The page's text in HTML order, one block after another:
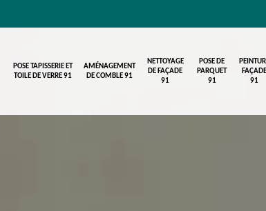
POSE TAPISSERIE ET
TOILE DE VERRE 91
AMÉNAGEMENT
DE COMBLE 91
NETTOYAGE
DE FAÇADE
91
POSE DE
PARQUET
91
FAÇADE
91